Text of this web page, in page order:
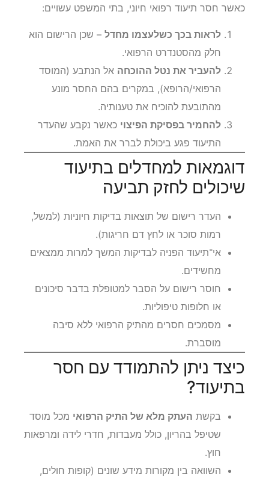
כאשר חסר תיעוד רפואי חיוני, בתי המשפט עשויים:
לראות בכך כשלעצמו מחדל – שכן הרישום הוא
חלק מהסטנדרט הרפואי.
להעביר את נטל ההוכחה אל הנתבע (המוסד
הרפואי/הרופא), במקרים בהם החסר מונע
מהתובעת להוכיח את טענותיה.
להחמיר בפסיקת הפיצוי כאשר נקבע שהעדר
התיעוד פגע ביכולת לברר את האמת.
דוגמאות למחדלים בתיעוד
שיכולים לחזק תביעה
העדר רישום של תוצאות בדיקות חיוניות (למשל,
רמות סוכר או לחץ דם חריגות).
אי־תיעוד הפניה לבדיקות המשך למרות ממצאים
מחשידים.
חוסר רישום על הסבר למטופלת בדבר סיכונים
או חלופות טיפוליות.
מסמכים חסרים מהתיק הרפואי ללא סיבה
מוסברת.
כיצד ניתן להתמודד עם חסר
בתיעוד?
בקשת העתק מלא של התיק הרפואי מכל מוסד
שטיפל בהריון, כולל מעבדות, חדרי לידה ומרפאות
חוץ.
השוואה בין מקורות מידע שונים (קופות חולים,